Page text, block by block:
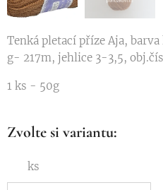
Tenká pletací příze Aja,
g- 217m, jehlice 3-3,5,
1 ks - 50g
Zvolte si variantu:
ks